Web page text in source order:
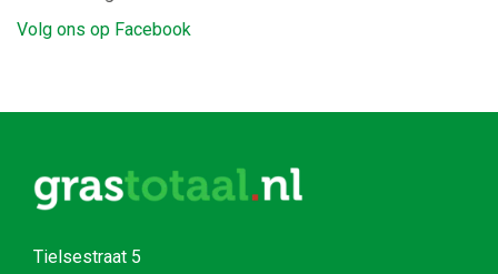
Volg ons op Facebook
Tielsestraat 5